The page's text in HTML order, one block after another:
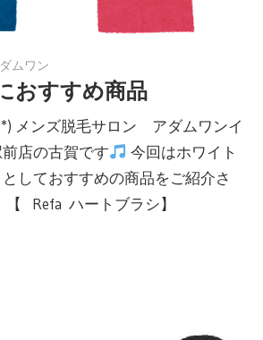
ムワン
おすすめ商品
メンズ脱毛サロン アダムワンイ
店の古賀です
今回はホワイト
しておすすめの商品をご紹介さ
【⠀Refa ハートブラシ】